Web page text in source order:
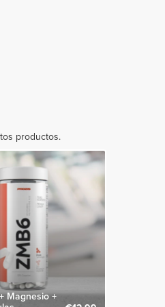
productos.
Magnesio +